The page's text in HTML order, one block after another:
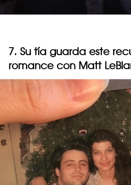
7. Su tía guarda este
romance con Matt